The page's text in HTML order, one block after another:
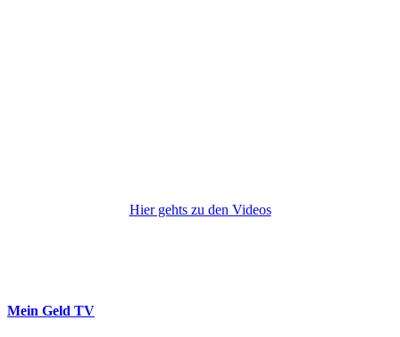
Hier gehts zu den Videos
Mein Geld TV